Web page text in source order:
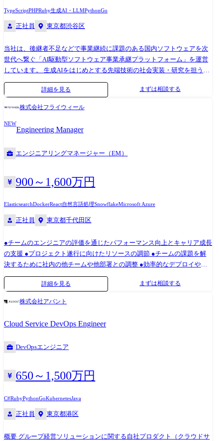
ンテンツ販売・Web 番版 ・メディアアセットマネジメント(MAM) ・広
ース情報システム ・選挙システム ・日経サステナブルリンク ・コミッ
系システムの端末セキュリティ対策 ・エンタメ企業向け Google Identity
導入支援 ②CoE 領域フルスタックエンジニア ・Azureクラウドにおける
環境払い出し整備および自動化 ・API開発向け標準アプリケーション払
い出し整備および自動化 ・Azureクラウドにおける社内ポリシー考慮し
たセキュリティ・ガバナンス向上施策 ・GitHub環境導入およびオンボー
ディング支援 ・GitHub環境移行支援 ・開発プロジェクト伴走によるプロ
ント作成 ・社内システム連携用APIハブ環境構築 ・UI/UXプロセス検討
TypeScriptPHPRuby生成AI・LLMPythonGo
正社員 東京都渋谷区
当社は、後継者不足などで事業継続に課題のある国内ソフトウェアを次
世代へ繋ぐ「AI駆動型ソフトウェア事業承継プラットフォーム」を運営
しています。 生成AIをはじめとする先端技術の社会実装・研究を担う専
門組織「M-Lab」では、単なるAIツールの導入に留まらず、承継するプ
ロダクトのソースコード解析から経営判断の自動化まで、「AIエージェ
ントが事業を自律運営する世界」の実装に挑んでいます。 業務内容 ●プ
模なレガシーコードの解析、およびモダンスタックへの自動リファクタ
リング・移行パイプラインの構築。 ドキュメント自動生成: 既存資産か
らの仕様書・設計図の自動復元と、継続的なドキュメント更新の自動
化。 ●知識資産の集約とRAG構築 高精度RAGの開発: 現場の暗黙知(非構
識検索基盤の設計・実装。 業務特化型Agentの開発: 特定ドメインに最適
化したプロンプトエンジニアリング、およびLLMのFine-tuningによる業
務自動化ツールの開発。 ●AIによる事業運営・経営の自律化 マルチエー
ェント群のアーキテクチャ設計。 ●AI活用・教育支援 技術レクチャー・
用手法のレクチャーと導入コンサルティング。
詳細を見る まずは相談する
株式会社フライウィール
NEW
Engineering Manager
エンジニアリングマネージャー（EM）
900～1,600万円
ElasticsearchDockerReact自然言語処理SnowflakeMicrosoft Azure
正社員 東京都千代田区
●チームのエンジニアの評価を通じたパフォーマンス向上とキャリア成長
の支援 ●プロジェクト遂行に向けたリソースの調節 ●チームの課題を解
決するために社内の他チームや他部署との調整 ●効率的なデプロイや情
報共有環境の整備などの開発効率向上のための施策 ●下記のような業務
における支援やレビュー ・Conataを構成するレコメンド・検索・広告配
施策 ・負荷試験、セキュリティー対策 ・データベース設計 ・サービス
の安定提供を24時間365日、維持するためのシステム運用 ・システムの
技術的な問題の発見と解決 ・運用を自動化あるいは低コストにするため
ド:AWS Backend:Kotlin, Redis, Elasticsearch, Micronaut, gRPC
Frontend:TypeScript, React, Next.js, MySQL, Auth0 Data Platform:Python,
GitHub Actions
詳細を見る まずは相談する
株式会社アバント
Cloud Service DevOps Engineer
DevOpsエンジニア
650～1,500万円
C#RubyPythonGoKubernetesJava
正社員 東京都港区
概要 グループ経営ソリューションに関する自社プロダクト（クラウドサ